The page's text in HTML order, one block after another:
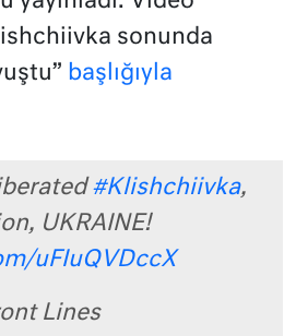
sonunda
başlığıyla
#Klishchiivka,
UKRAINE!
uFIuQVDccX
Lines